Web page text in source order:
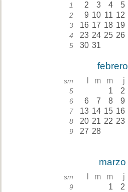
1 2 3 4 5
2 9 10 11 12
3 16 17 18 19
4 23 24 25 26
5 30 31
febrero
sm m m j
5 1 2
6 6 7 8 9
7 13 14 15 16
8 20 21 22 23
9 27 28
marzo
sm m m j
9 1 2